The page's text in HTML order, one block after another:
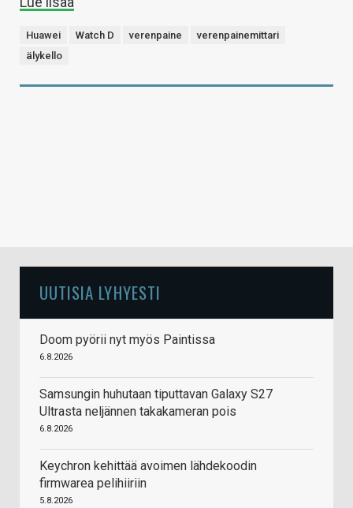
Huawei Watch D verenpaine
verenpainemittari
älykello
UUTISIA LYHYESTI
Doom pyörii nyt myös Paintissa
6.8.2026
Samsungin huhutaan tiputtavan Galaxy S27
Ultrasta neljännen takakameran pois
6.8.2026
Keychron kehittää avoimen lähdekoodin
firmwarea pelihiiriin
5.8.2026